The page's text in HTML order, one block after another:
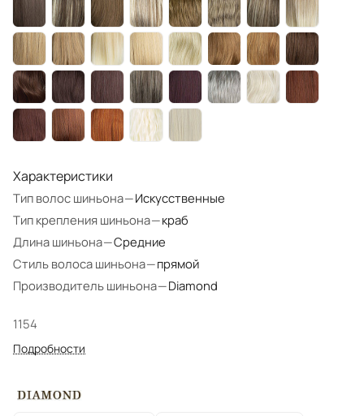
Характеристики
Тип волос шиньона—Искусственные
Тип крепления шиньона—краб
Длина шиньона—Средние
Стиль волоса шиньона—прямой
Производитель шиньона—Diamond
1154
Подробности